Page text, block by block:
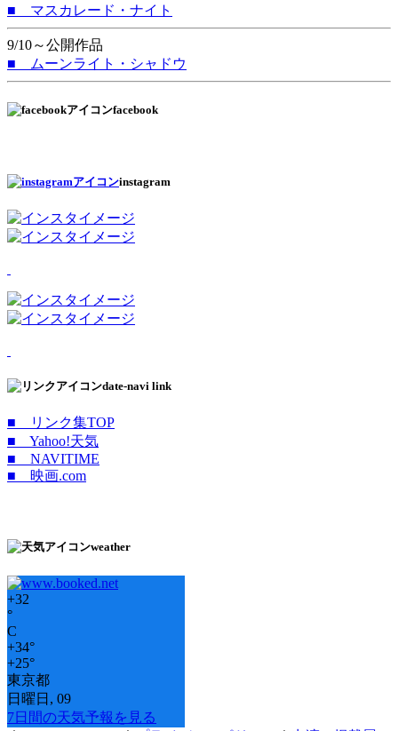
■ マスカレード・ナイト
9/10～公開作品
■ ムーンライト・シャドウ
facebook
instagram
date-navi link
■ リンク集TOP
■ Yahoo!天気
■ NAVITIME
■ 映画.com
weather
+32
°
C
+34°
+25°
東京都
日曜日, 09
7日間の天気予報を見る